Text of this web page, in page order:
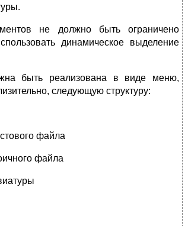
не должно быть ограничено
динамическое выделение
быть реализована в виде меню,
следующую структуру:
файла
файла